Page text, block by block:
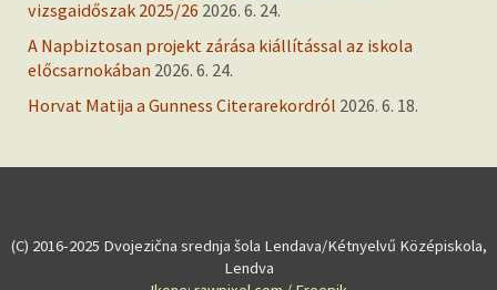
vizsgaidőszak 2025/26 2026. 6. 24.
A Napbiztosan projekt zárása kiállítással az iskola
előcsarnokában 2026. 6. 24.
Horvat Matija a Gunness Citerarekordról 2026. 6. 18.
(C) 2016-2025 Dvojezična srednja šola Lendava/Kétnyelvű Középiskola,
Lendva